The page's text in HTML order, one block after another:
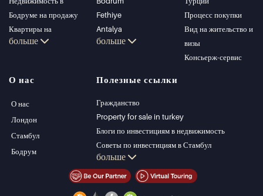
Бодруме на продажу
Квартиры на
продажу в Стамбуле
Квартиры на
продажу в Анталии
больше
Fethiye
Antalya
Kalkan
Bursa
Gocek
Side
Kemer
Dalyan
Izmir
Belek
больше
Процесс покупки
Вид на жительство и
визы
Консьерж-сервис
О нас
О нас
Лондон
Стамбул
Бодрум
Полезные ссылки
Гражданство
Property for sale in turkey
Блоги по инвестициям в недвижимость
Советы по инвестициям в Стамбул
Управление PT
Стамбул Инвестиции Недвижимость
больше